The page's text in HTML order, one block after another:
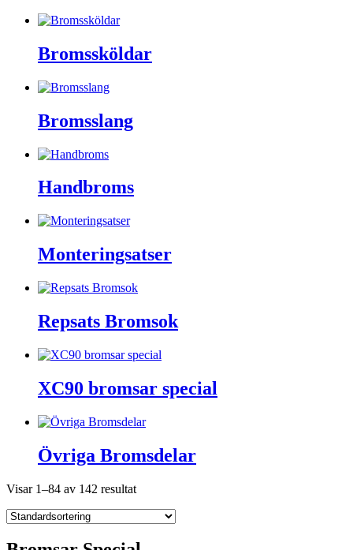
Bromssköldar
Bromsslang
Handbroms
Monteringsatser
Repsats Bromsok
XC90 bromsar special
Övriga Bromsdelar
Visar 1–84 av 142 resultat